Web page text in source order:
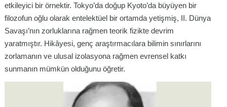
etkileyici bir örnektir. Tokyo’da doğup Kyoto’da büyüyen bir
filozofun oğlu olarak entelektüel bir ortamda yetişmiş, II. Dünya
Savaşı’nın zorluklarına rağmen teorik fizikte devrim
yaratmıştır. Hikâyesi, genç araştırmacılara bilimin sınırlarını
zorlamanın ve ulusal izolasyona rağmen evrensel katkı
sunmanın mümkün olduğunu öğretir.